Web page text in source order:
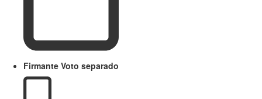
Firmante Voto separado